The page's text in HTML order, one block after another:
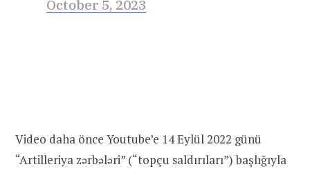
October 5, 2023
Video daha önce Youtube’e 14 Eylül 2022 günü
“Artilleriya zərbələri” (“topçu saldırıları”) başlığıyla